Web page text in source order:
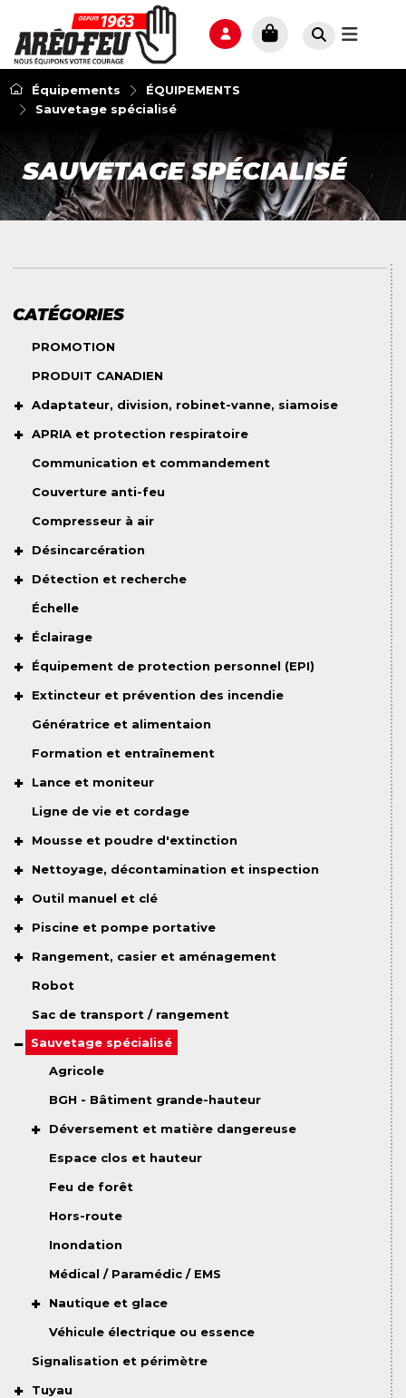
Équipements
ÉQUIPEMENTS
Sauvetage spécialisé
SAUVETAGE SPÉCIALISÉ
CATÉGORIES
PROMOTION
PRODUIT CANADIEN
Adaptateur, division, robinet-vanne, siamoise
APRIA et protection respiratoire
Communication et commandement
Couverture anti-feu
Compresseur à air
Désincarcération
Détection et recherche
Échelle
Éclairage
Équipement de protection personnel (EPI)
Extincteur et prévention des incendie
Génératrice et alimentaion
Formation et entraînement
Lance et moniteur
Ligne de vie et cordage
Mousse et poudre d'extinction
Nettoyage, décontamination et inspection
Outil manuel et clé
Piscine et pompe portative
Rangement, casier et aménagement
Robot
Sac de transport / rangement
Sauvetage spécialisé
Agricole
BGH - Bâtiment grande-hauteur
Déversement et matière dangereuse
Espace clos et hauteur
Feu de forêt
Hors-route
Inondation
Médical / Paramédic / EMS
Nautique et glace
Véhicule électrique ou essence
Signalisation et périmètre
Tuyau